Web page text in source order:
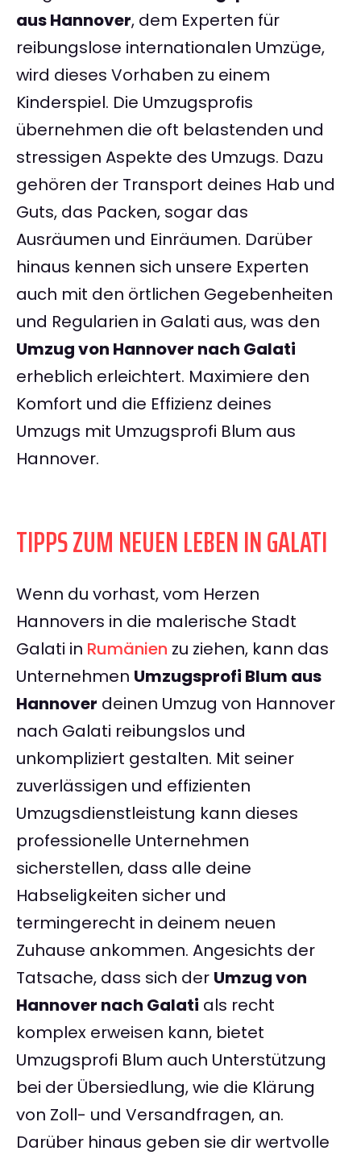
aus Hannover, dem Experten für
reibungslose internationalen Umzüge,
wird dieses Vorhaben zu einem
Kinderspiel. Die Umzugsprofis
übernehmen die oft belastenden und
stressigen Aspekte des Umzugs. Dazu
gehören der Transport deines Hab und
Guts, das Packen, sogar das
Ausräumen und Einräumen. Darüber
hinaus kennen sich unsere Experten
auch mit den örtlichen Gegebenheiten
und Regularien in Galati aus, was den
Umzug von Hannover nach Galati
erheblich erleichtert. Maximiere den
Komfort und die Effizienz deines
Umzugs mit Umzugsprofi Blum aus
Hannover.
TIPPS ZUM NEUEN LEBEN IN GALATI
Wenn du vorhast, vom Herzen
Hannovers in die malerische Stadt
Galati in Rumänien zu ziehen, kann das
Unternehmen Umzugsprofi Blum aus
Hannover deinen Umzug von Hannover
nach Galati reibungslos und
unkompliziert gestalten. Mit seiner
zuverlässigen und effizienten
Umzugsdienstleistung kann dieses
professionelle Unternehmen
sicherstellen, dass alle deine
Habseligkeiten sicher und
termingerecht in deinem neuen
Zuhause ankommen. Angesichts der
Tatsache, dass sich der Umzug von
Hannover nach Galati als recht
komplex erweisen kann, bietet
Umzugsprofi Blum auch Unterstützung
bei der Übersiedlung, wie die Klärung
von Zoll- und Versandfragen, an.
Darüber hinaus geben sie dir wertvolle